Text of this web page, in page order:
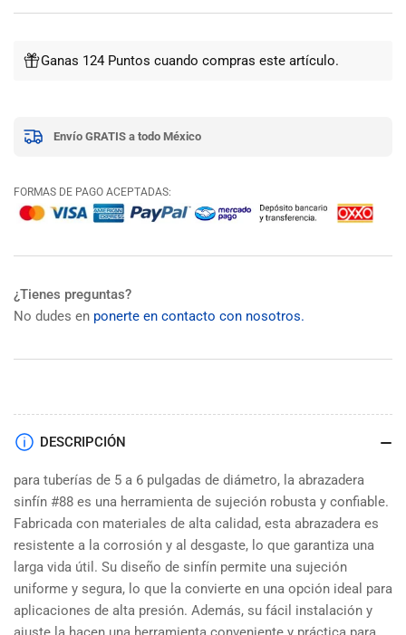
para
Sinfin
#
-
6)
para
#
6)
Ganas 124 Puntos cuando compras este artículo.
Envío GRATIS a todo México
FORMAS DE PAGO ACEPTADAS:
¿Tienes preguntas?
No dudes en ponerte en contacto con nosotros.
DESCRIPCIÓN
para tuberías de 5 a 6 pulgadas de diámetro, la abrazadera
sinfín #88 es una herramienta de sujeción robusta y confiable.
Fabricada con materiales de alta calidad, esta abrazadera es
resistente a la corrosión y al desgaste, lo que garantiza una
larga vida útil. Su diseño de sinfín permite una sujeción
uniforme y segura, lo que la convierte en una opción ideal para
aplicaciones de alta presión. Además, su fácil instalación y